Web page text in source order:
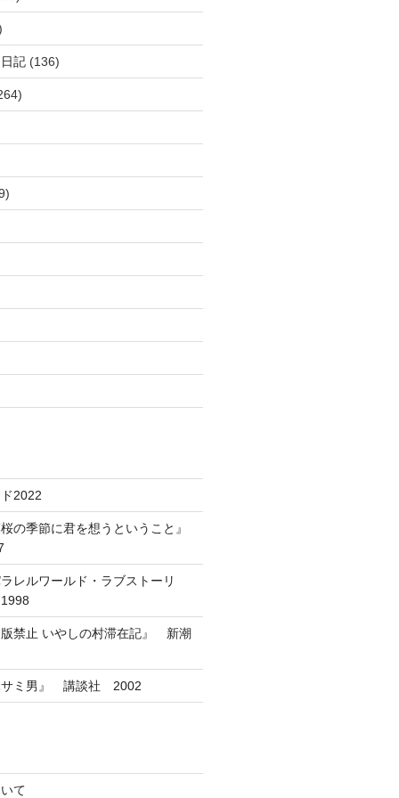
記(136)
2022
の季節に君を想うということ』
レルワールド・ラブストーリ
禁止 いやしの村滞在記』 新潮
ミ男』 講談社 2002
て